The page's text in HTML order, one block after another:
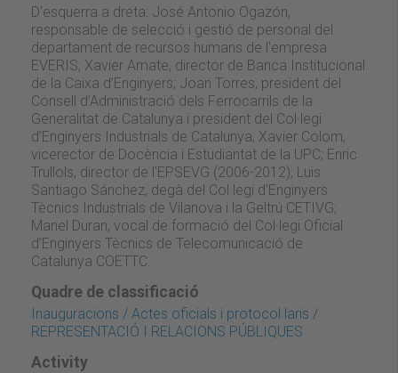
D'esquerra a dreta: José Antonio Ogazón,
responsable de selecció i gestió de personal del
departament de recursos humans de l'empresa
EVERIS; Xavier Amate, director de Banca Institucional
de la Caixa d’Enginyers; Joan Torres, president del
Consell d’Administració dels Ferrocarrils de la
Generalitat de Catalunya i president del Col·legi
d’Enginyers Industrials de Catalunya; Xavier Colom,
vicerector de Docència i Estudiantat de la UPC; Enric
Trullols, director de l'EPSEVG (2006-2012); Luis
Santiago Sánchez, degà del Col·legi d'Enginyers
Tècnics Industrials de Vilanova i la Geltrú CETIVG;
Manel Duran, vocal de formació del Col·legi Oficial
d’Enginyers Tècnics de Telecomunicació de
Catalunya COETTC.
Quadre de classificació
Inauguracions / Actes oficials i protocol·laris /
REPRESENTACIÓ I RELACIONS PÚBLIQUES
Activity